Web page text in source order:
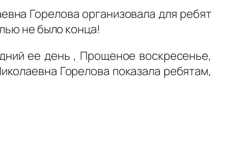
Горелова организовала для ребят
не было конца!
ее день , Прощеное воскресенье,
Горелова показала ребятам,